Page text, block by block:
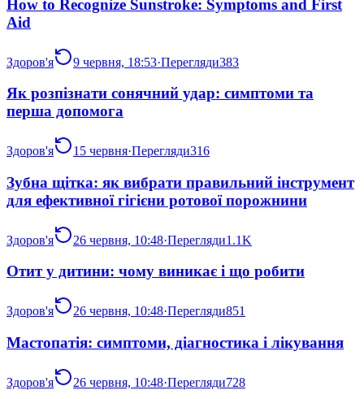
How to Recognize Sunstroke: Symptoms and First
Aid
Здоров'я 9 червня, 18:53·Перегляди383
Як розпізнати сонячний удар: симптоми та
перша допомога
Здоров'я 15 червня·Перегляди316
Зубна щітка: як вибрати правильний інструмент
для ефективної гігієни ротової порожнини
Здоров'я 26 червня, 10:48·Перегляди1.1K
Отит у дитини: чому виникає і що робити
Здоров'я 26 червня, 10:48·Перегляди851
Мастопатія: симптоми, діагностика і лікування
Здоров'я 26 червня, 10:48·Перегляди728